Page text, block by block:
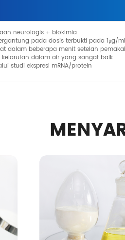
neurologis + biokimia
pada dosis terbukti pada 1μg/
dalam beberapa menit setelah
kelarutan dalam air yang sangat baik
studi ekspresi mRNA/protein